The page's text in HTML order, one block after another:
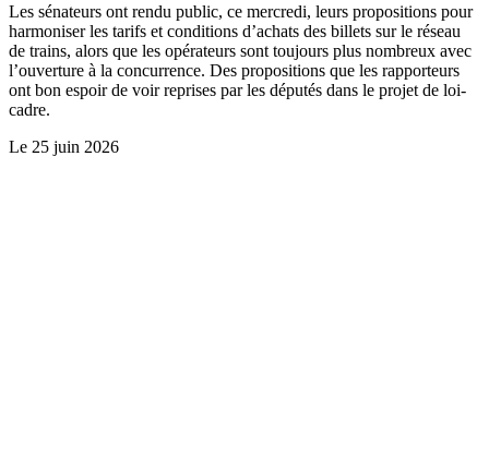
Les sénateurs ont rendu public, ce mercredi, leurs propositions pour
harmoniser les tarifs et conditions d’achats des billets sur le réseau
de trains, alors que les opérateurs sont toujours plus nombreux avec
l’ouverture à la concurrence. Des propositions que les rapporteurs
ont bon espoir de voir reprises par les députés dans le projet de loi-
cadre.
Le 25 juin 2026